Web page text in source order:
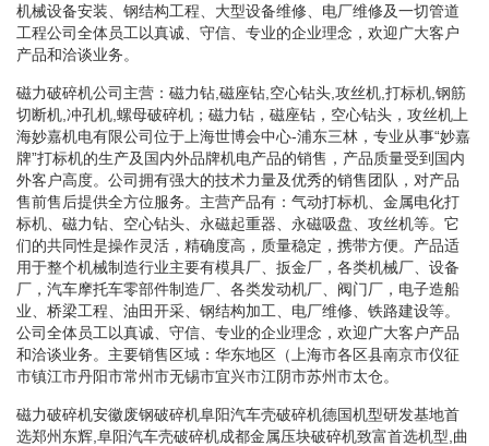
机械设备安装、钢结构工程、大型设备维修、电厂维修及一切管道
工程公司全体员工以真诚、守信、专业的企业理念，欢迎广大客户
产品和洽谈业务。
磁力破碎机公司主营：磁力钻,磁座钻,空心钻头,攻丝机,打标机,钢筋
切断机,冲孔机,螺母破碎机；磁力钻，磁座钻，空心钻头，攻丝机上
海妙嘉机电有限公司位于上海世博会中心-浦东三林，专业从事“妙嘉
牌”打标机的生产及国内外品牌机电产品的销售，产品质量受到国内
外客户高度。公司拥有强大的技术力量及优秀的销售团队，对产品
售前售后提供全方位服务。主营产品有：气动打标机、金属电化打
标机、磁力钻、空心钻头、永磁起重器、永磁吸盘、攻丝机等。它
们的共同性是操作灵活，精确度高，质量稳定，携带方便。产品适
用于整个机械制造行业主要有模具厂、扳金厂，各类机械厂、设备
厂，汽车摩托车零部件制造厂、各类发动机厂、阀门厂，电子造船
业、桥梁工程、油田开采、钢结构加工、电厂维修、铁路建设等。
公司全体员工以真诚、守信、专业的企业理念，欢迎广大客户产品
和洽谈业务。主要销售区域：华东地区（上海市各区县南京市仪征
市镇江市丹阳市常州市无锡市宜兴市江阴市苏州市太仓。
磁力破碎机安徽废钢破碎机阜阳汽车壳破碎机德国机型研发基地首
选郑州东辉,阜阳汽车壳破碎机成都金属压块破碎机致富首选机型,曲